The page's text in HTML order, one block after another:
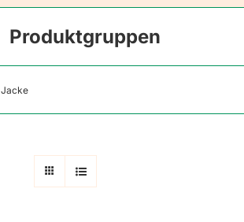
Produktgruppen
Jacke